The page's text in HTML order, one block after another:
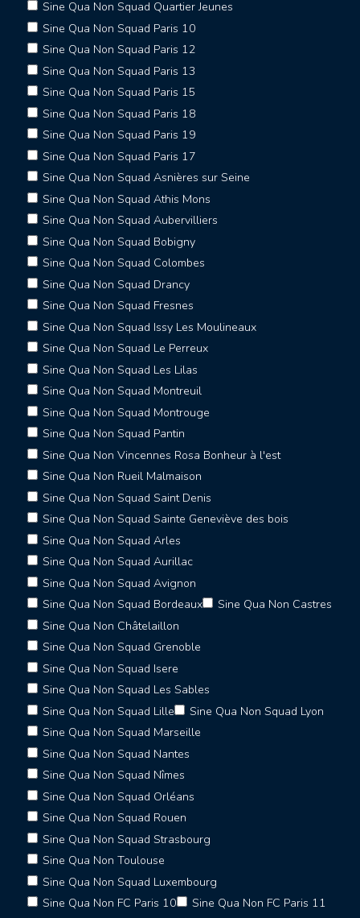
Sine Qua Non Squad Quartier Jeunes
Sine Qua Non Squad Paris 10
Sine Qua Non Squad Paris 12
Sine Qua Non Squad Paris 13
Sine Qua Non Squad Paris 15
Sine Qua Non Squad Paris 18
Sine Qua Non Squad Paris 19
Sine Qua Non Squad Paris 17
Sine Qua Non Squad Asnières sur Seine
Sine Qua Non Squad Athis Mons
Sine Qua Non Squad Aubervilliers
Sine Qua Non Squad Bobigny
Sine Qua Non Squad Colombes
Sine Qua Non Squad Drancy
Sine Qua Non Squad Fresnes
Sine Qua Non Squad Issy Les Moulineaux
Sine Qua Non Squad Le Perreux
Sine Qua Non Squad Les Lilas
Sine Qua Non Squad Montreuil
Sine Qua Non Squad Montrouge
Sine Qua Non Squad Pantin
Sine Qua Non Vincennes Rosa Bonheur à l'est
Sine Qua Non Rueil Malmaison
Sine Qua Non Squad Saint Denis
Sine Qua Non Squad Sainte Geneviève des bois
Sine Qua Non Squad Arles
Sine Qua Non Squad Aurillac
Sine Qua Non Squad Avignon
Sine Qua Non Squad Bordeaux
Sine Qua Non Castres
Sine Qua Non Châtelaillon
Sine Qua Non Squad Grenoble
Sine Qua Non Squad Isere
Sine Qua Non Squad Les Sables
Sine Qua Non Squad Lille
Sine Qua Non Squad Lyon
Sine Qua Non Squad Marseille
Sine Qua Non Squad Nantes
Sine Qua Non Squad Nîmes
Sine Qua Non Squad Orléans
Sine Qua Non Squad Rouen
Sine Qua Non Squad Strasbourg
Sine Qua Non Toulouse
Sine Qua Non Squad Luxembourg
Sine Qua Non FC Paris 10
Sine Qua Non FC Paris 11